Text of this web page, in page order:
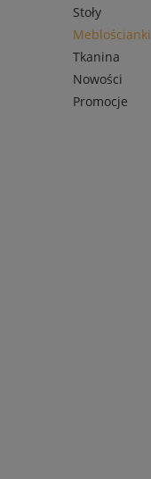
Stoły
Meblościanki
Tkanina
Nowości
Promocje